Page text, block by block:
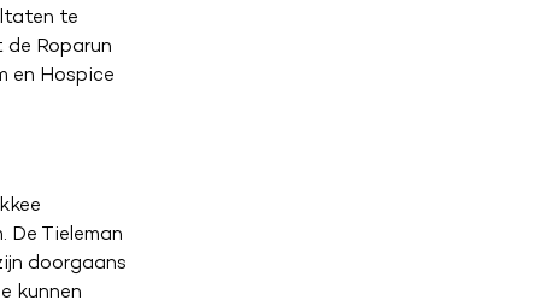
te
Roparun
en Hospice
De Tieleman
doorgaans
kunnen